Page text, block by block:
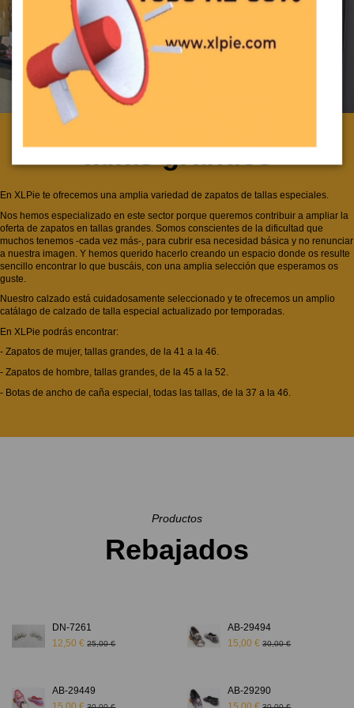
XLPie – Tu zapatería de
tallas grandes
En XLPie te ofrecemos una amplia variedad de zapatos de tallas especiales.
Nos hemos especializado en este sector porque queremos contribuir a ampliar la
oferta de zapatos en tallas grandes. Somos conscientes de la dificultad que
muchos tenemos -cada vez más-, para cubrir esa necesidad básica y no renunciar
a nuestra imagen. Y hemos querido hacerlo creando un espacio donde os resulte
sencillo encontrar lo que buscáis, con una amplia selección que esperamos os
guste.
Nuestro calzado está cuidadosamente seleccionado y te ofrecemos un amplio
catálago de calzado de talla especial actualizado por temporadas.
En XLPie podrás encontrar:
- Zapatos de mujer, tallas grandes, de la 41 a la 46.
- Zapatos de hombre, tallas grandes, de la 45 a la 52.
- Botas de ancho de caña especial, todas las tallas, de la 37 a la 46.
Productos
Rebajados
DN-7261
12,50 € 25,00 €
AB-29494
15,00 € 30,00 €
AB-29449
AB-29290